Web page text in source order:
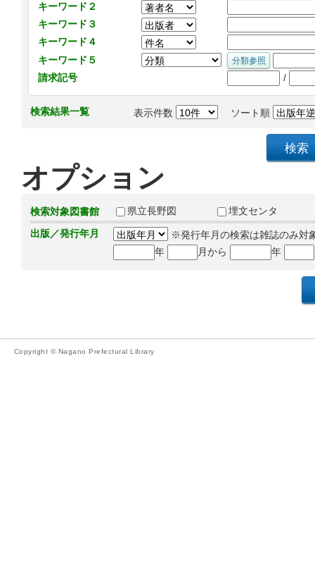
キーワード２
キーワード３
キーワード４
キーワード５
請求記号
/
検索結果一覧 表示件数 ソート順
オプション
検索対象図書館 県立長野図
埋文センタ
出版／発行年月
※発行年月の検索は雑誌のみ対
年
月から 年
Copyright © Nagano Prefectural Library